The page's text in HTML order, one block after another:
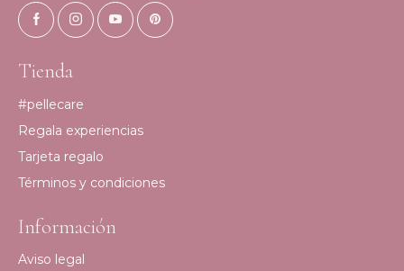
Tienda
#pellecare
Regala experiencias
Tarjeta regalo
Términos y condiciones
Información
Aviso legal